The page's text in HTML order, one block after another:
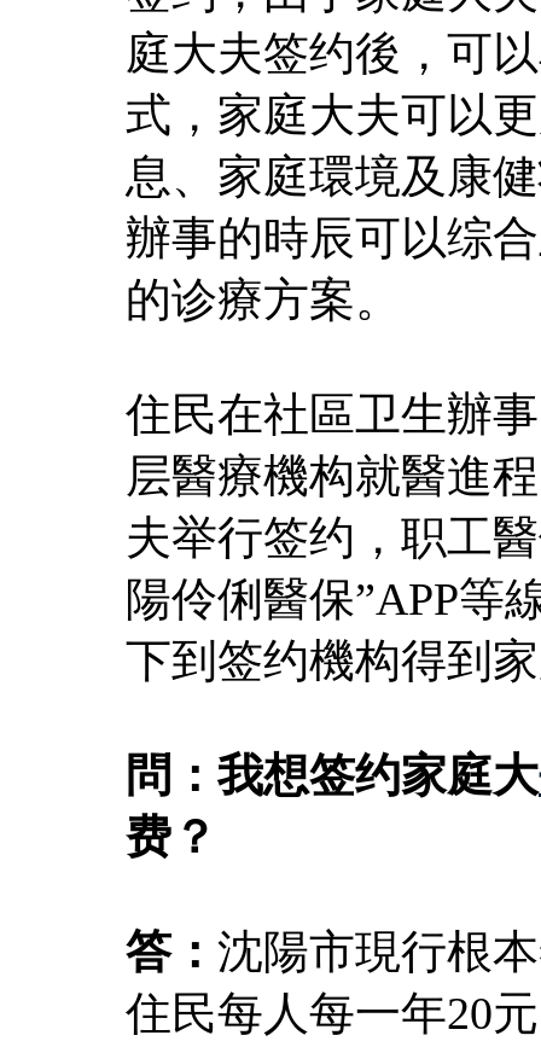
庭大夫签约後，可
式，家庭大夫可以
息、家庭環境及康
辦事的時辰可以综
的诊療方案。
住民在社區卫生辦
层醫療機构就醫進
夫举行签约，职工
陽伶俐醫保”APP等
下到签约機构得到
問：我想签约家庭大
费？
答： 沈陽市現行根
住民每人每一年20